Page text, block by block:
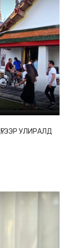
УЛИРАЛД